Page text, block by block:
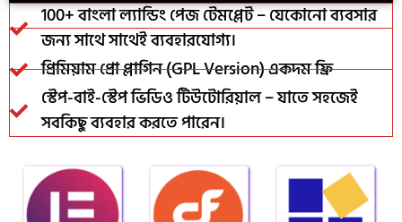
100+ বাংলা ল্যান্ডিং পেজ টেমপ্লেট – যেকোনো ব্যবসার
জন্য সাথে সাথেই ব্যবহারযোগ্য।
প্রিমিয়াম প্রো প্লাগিন (GPL Version) একদম ফ্রি
স্টেপ-বাই-স্টেপ ভিডিও টিউটোরিয়াল – যাতে সহজেই
সবকিছু ব্যবহার করতে পারেন।